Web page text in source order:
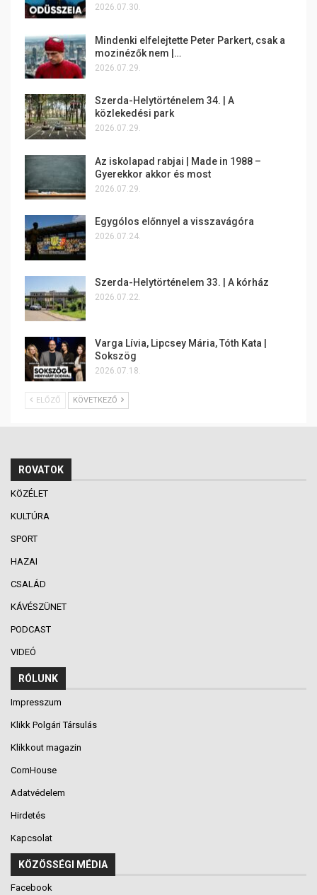
2026.07.30.
Mindenki elfelejtette Peter Parkert, csak a
mozinézők nem |…
2026.07.29.
Szerda-Helytörténelem 34. | A
közlekedési park
2026.07.29.
Az iskolapad rabjai | Made in 1988 –
Gyerekkor akkor és most
2026.07.29.
Egygólos előnnyel a visszavágóra
2026.07.24.
Szerda-Helytörténelem 33. | A kórház
2026.07.22.
Varga Lívia, Lipcsey Mária, Tóth Kata |
Sokszög
2026.07.18.
ELŐZŐ KÖVETKEZŐ
ROVATOK
KÖZÉLET
KULTÚRA
SPORT
HAZAI
CSALÁD
KÁVÉSZÜNET
PODCAST
VIDEÓ
RÓLUNK
Impresszum
Klikk Polgári Társulás
Klikkout magazin
CornHouse
Adatvédelem
Hirdetés
Kapcsolat
KÖZÖSSÉGI MÉDIA
Facebook